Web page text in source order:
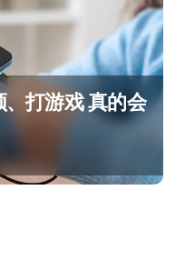
打游戏 真的会